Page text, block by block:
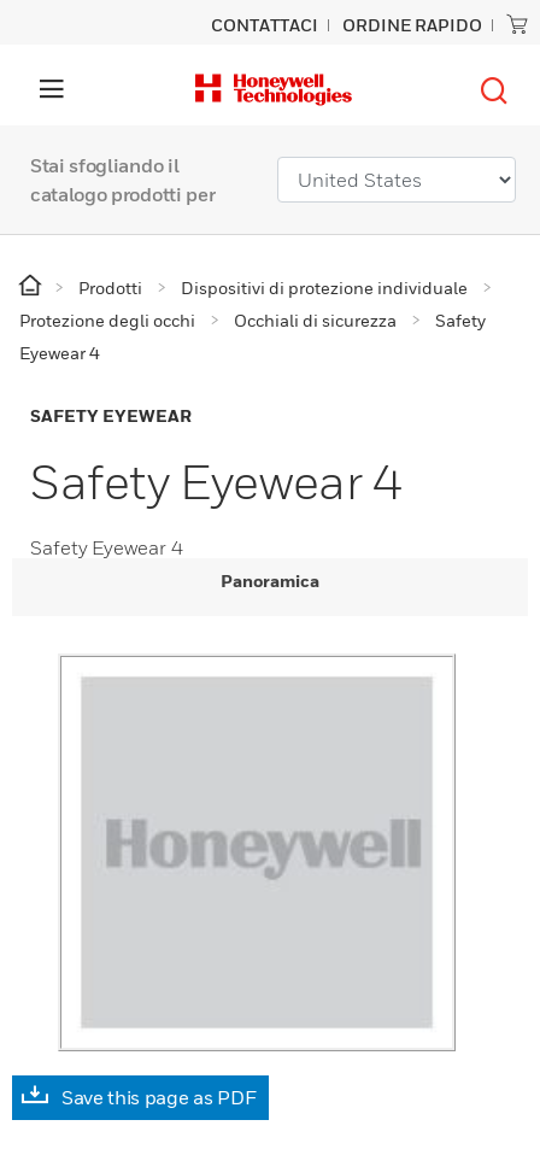
CONTATTACI ORDINE RAPIDO
Stai sfogliando il
catalogo prodotti per
Prodotti
Dispositivi di protezione individuale
Protezione degli occhi
Occhiali di sicurezza
Safety
Eyewear 4
SAFETY EYEWEAR
Safety Eyewear 4
Safety Eyewear 4
Panoramica
Save this page as PDF